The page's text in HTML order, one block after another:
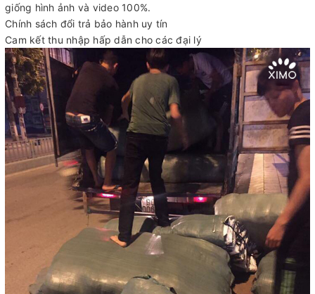
giống hình ảnh và video 100%.
Chính sách đổi trả bảo hành uy tín
Cam kết thu nhập hấp dẫn cho các đại lý